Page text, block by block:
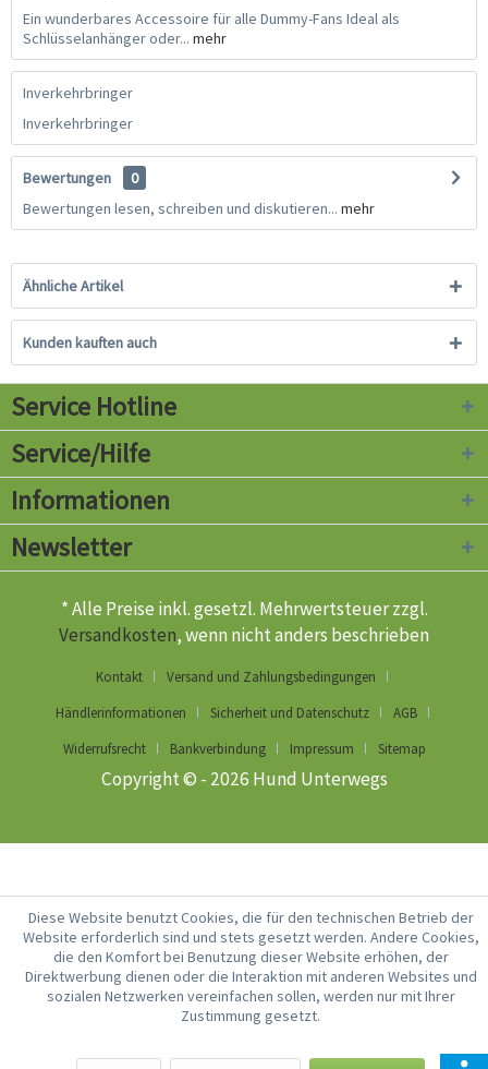
Ein wunderbares Accessoire für alle Dummy-Fans Ideal als
Schlüsselanhänger oder... mehr
Inverkehrbringer
Inverkehrbringer
Bewertungen
0
Bewertungen lesen, schreiben und diskutieren... mehr
Ähnliche Artikel
Kunden kauften auch
Service Hotline
Service/Hilfe
Informationen
Newsletter
* Alle Preise inkl. gesetzl. Mehrwertsteuer zzgl.
Versandkosten, wenn nicht anders beschrieben
Kontakt
Versand und Zahlungsbedingungen
Händlerinformationen
Sicherheit und Datenschutz
AGB
Widerrufsrecht
Bankverbindung Impressum Sitemap
Copyright © - 2026 Hund Unterwegs
Diese Website benutzt Cookies, die für den technischen Betrieb der
Website erforderlich sind und stets gesetzt werden. Andere Cookies,
die den Komfort bei Benutzung dieser Website erhöhen, der
Direktwerbung dienen oder die Interaktion mit anderen Websites und
sozialen Netzwerken vereinfachen sollen, werden nur mit Ihrer
Zustimmung gesetzt.